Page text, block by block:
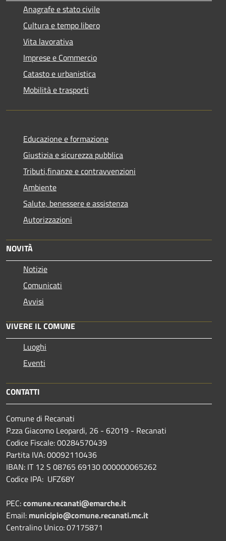
Anagrafe e stato civile
Cultura e tempo libero
Vita lavorativa
Imprese e Commercio
Catasto e urbanistica
Mobilità e trasporti
Educazione e formazione
Giustizia e sicurezza pubblica
Tributi,finanze e contravvenzioni
Ambiente
Salute, benessere e assistenza
Autorizzazioni
NOVITÀ
Notizie
Comunicati
Avvisi
VIVERE IL COMUNE
Luoghi
Eventi
CONTATTI
Comune di Recanati
P.zza Giacomo Leopardi, 26 - 62019 - Recanati
Codice Fiscale: 00284570439
Partita IVA: 00092110436
IBAN: IT 12 S 08765 69130 000000065262
Codice IPA: UFZ68Y
PEC:comune.recanati@emarche.it
Email: municipio@comune.recanati.mc.it
Centralino Unico: 07175871